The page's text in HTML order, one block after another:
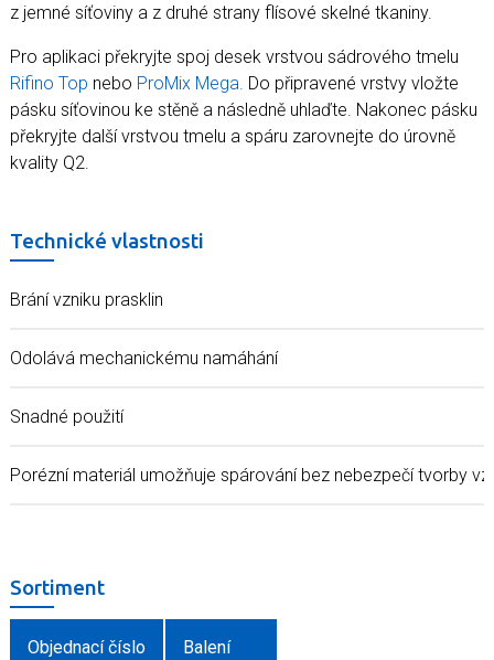
z jemné síťoviny a z druhé strany flísové skelné tkaniny.
Pro aplikaci překryjte spoj desek vrstvou sádrového tmelu
Rifino Top nebo ProMix Mega. Do připravené vrstvy vložte
pásku síťovinou ke stěně a následně uhlaďte. Nakonec pásku
překryjte další vrstvou tmelu a spáru zarovnejte do úrovně
kvality Q2.
Technické vlastnosti
Brání vzniku prasklin
Odolává mechanickému namáhání
Snadné použití
Porézní materiál umožňuje spárování bez nebezpečí tvorby
Sortiment
Objednací číslo Balení